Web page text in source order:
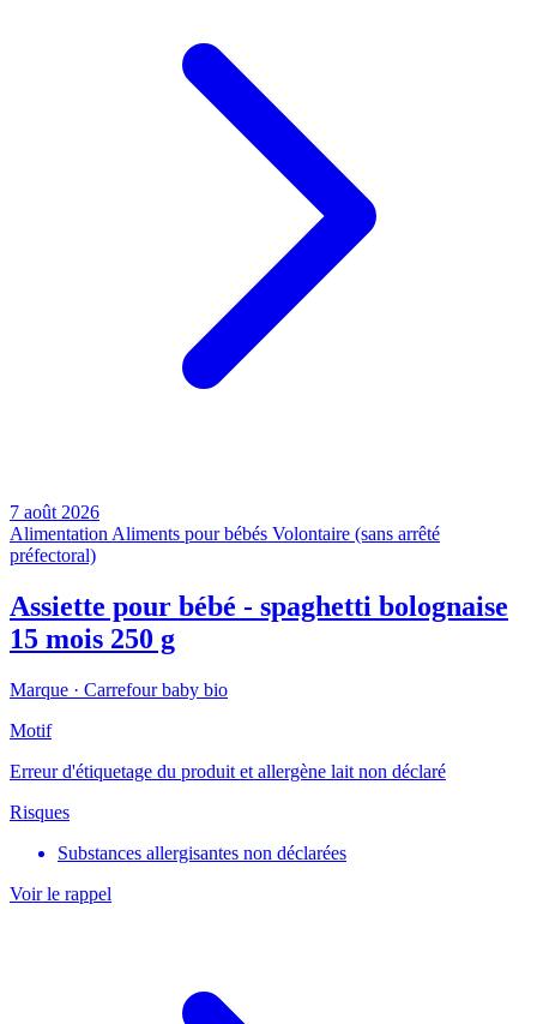
7 août 2026
Alimentation Aliments pour bébés Volontaire (sans arrêté
préfectoral)
Assiette pour bébé - spaghetti bolognaise
15 mois 250 g
Marque · Carrefour baby bio
Motif
Erreur d'étiquetage du produit et allergène lait non déclaré
Risques
Substances allergisantes non déclarées
Voir le rappel